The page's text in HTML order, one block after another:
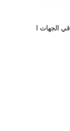
مع باقي الجهات العاملة في